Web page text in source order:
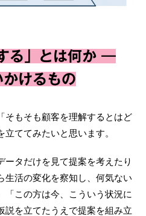
る」とは何か ―
けるもの
そもそも顧客を理解するとはど
ててみたいと思います。
ータだけを見て提案を考えたり
生活の変化を察知し、何気ない
「この方は今、こういう状況に
説を立てたうえで提案を組み立